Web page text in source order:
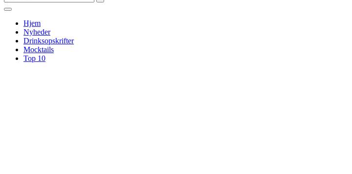
Hjem
Nyheder
Drinksopskrifter
Mocktails
Top 10